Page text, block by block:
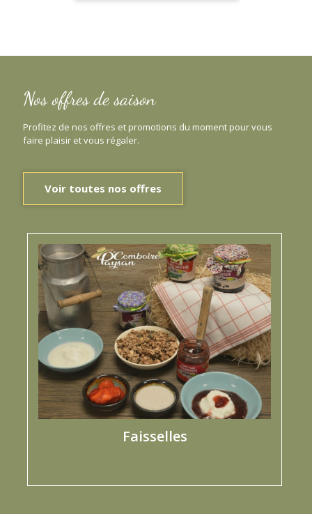
Nos offres de saison
Profitez de nos offres et promotions du moment pour vous
faire plaisir et vous régaler.
Voir toutes nos offres
Faisselles